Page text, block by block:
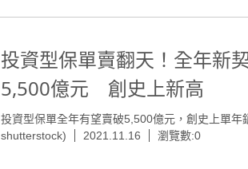
投資型保單賣翻天！全年新
5,500億元 創史上新高
投資型保單全年有望賣破5,500億元，創史上單年
shutterstock)
2021.11.16 瀏覽數:0